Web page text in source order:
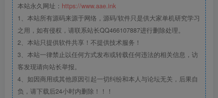
本站永久网址： https://www.aae.ink
1、本站所有源码来源于网络，源码/软件只是供大家单机研究学习
之用，如有侵权，请联系站长QQ466107887进行删除处理。
2、本站只提供软件共享！不提供技术服务！
3、本站一律禁止以任何方式发布或转载任何违法的相关信息，访
客发现请向站长举报。
4、如因商用或其他原因引起一切纠纷和本人与论坛无关，后果自
负，请下载后24小时内删除！！！